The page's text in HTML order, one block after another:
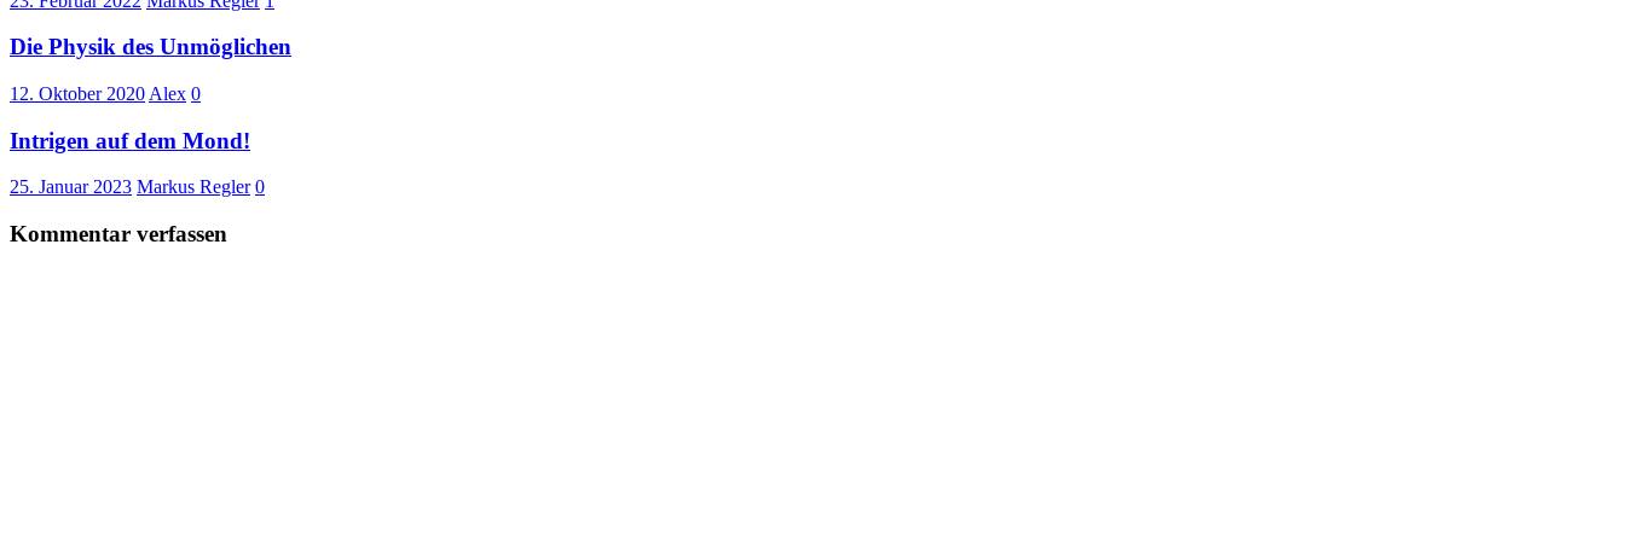
Die Physik des Unmöglichen
12. Oktober 2020 Alex 0
Intrigen auf dem Mond!
25. Januar 2023 Markus Regler 0
Kommentar verfassen